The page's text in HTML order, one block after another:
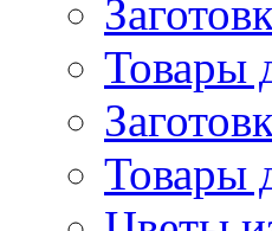
Товары
Товары